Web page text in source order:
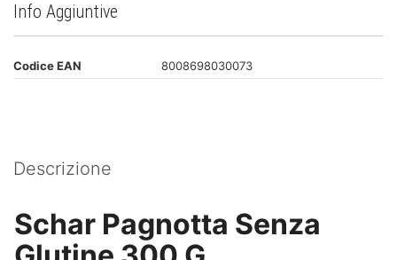
Info Aggiuntive
Codice EAN 8008698030073
Descrizione
Schar Pagnotta Senza